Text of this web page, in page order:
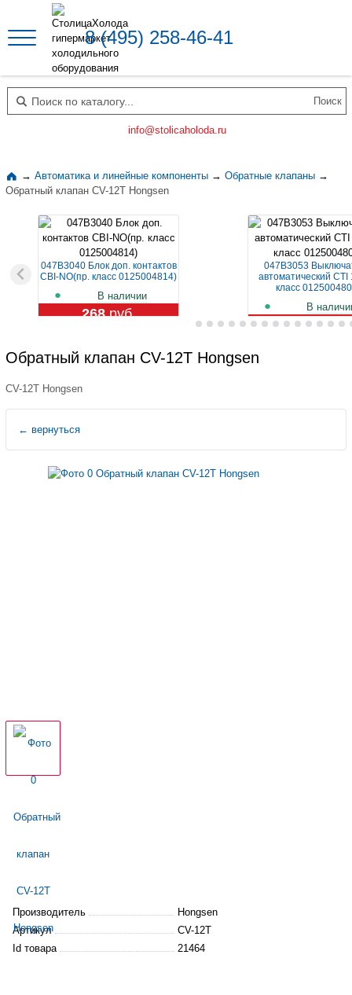
8 (495) 258-46-41
Поиск по каталогу
info@stolicaholoda.ru
→ Автоматика и линейные компоненты → Обратные клапаны →
Обратный клапан CV-12T Hongsen
047B3040 Блок доп. контактов
CBI-NO(пр. класс 0125004814)
В наличии
268руб.
047B3053
автоматический CTI
класс
В
1 109 руб.
Обратный клапан CV-12T Hongsen
CV-12T Hongsen
← вернуться
Производитель
Hongsen
Артикул
CV-12T
Id товара
21464